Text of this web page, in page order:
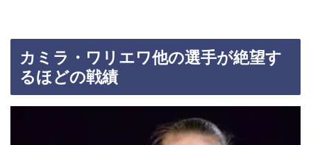
カミラ・ワリエワ他の選手が絶望す
るほどの戦績